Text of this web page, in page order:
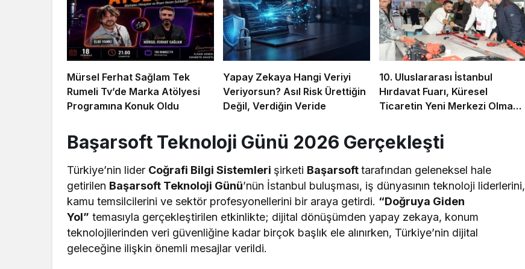
Mürsel Ferhat Sağlam Tek
Rumeli Tv’de Marka Atölyesi
Programına Konuk Oldu
Yapay Zekaya Hangi Veriyi
Veriyorsun? Asıl Risk Ürettiğin
Değil, Verdiğin Veride
10. Uluslararası İstanbul
Hırdavat Fuarı, Küresel
Ticaretin Yeni Merkezi Olmaya
Başarsoft Teknoloji Günü 2026 Gerçekleşti
Türkiye’nin lider Coğrafi Bilgi Sistemleri şirketi Başarsofttarafından geleneksel hale
getirilen Başarsoft Teknoloji Günü’nün İstanbul buluşması, iş dünyasının teknoloji liderlerini,
kamu temsilcilerini ve sektör profesyonellerini bir araya getirdi. “Doğruya Giden
Yol” temasıyla gerçekleştirilen etkinlikte; dijital dönüşümden yapay zekaya, konum
teknolojilerinden veri güvenliğine kadar birçok başlık ele alınırken, Türkiye’nin dijital
geleceğine ilişkin önemli mesajlar verildi.